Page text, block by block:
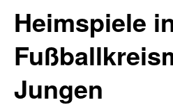
Heimspiele
Jungen